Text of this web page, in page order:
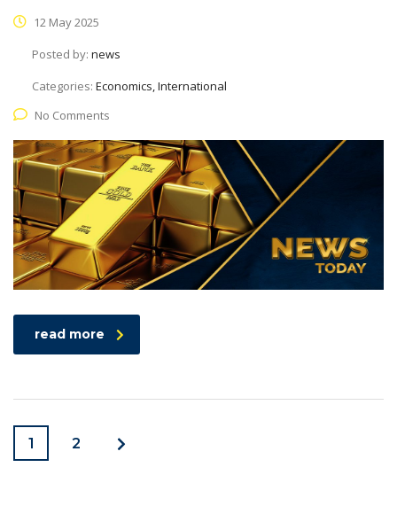
12 May 2025
Posted by: news
Categories: Economics, International
No Comments
read more
1 2